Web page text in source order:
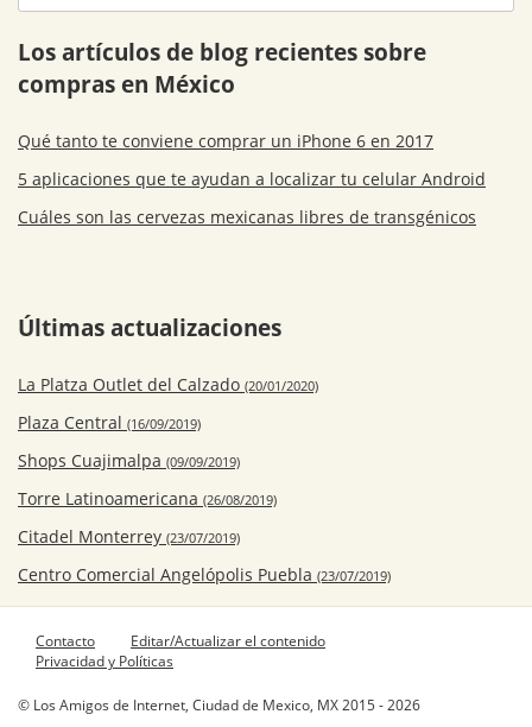
Los artículos de blog recientes sobre
compras en México
Qué tanto te conviene comprar un iPhone 6 en 2017
5 aplicaciones que te ayudan a localizar tu celular Android
Cuáles son las cervezas mexicanas libres de transgénicos
Últimas actualizaciones
La Platza Outlet del Calzado (20/01/2020)
Plaza Central (16/09/2019)
Shops Cuajimalpa (09/09/2019)
Torre Latinoamericana (26/08/2019)
Citadel Monterrey (23/07/2019)
Centro Comercial Angelópolis Puebla (23/07/2019)
Contacto
Editar/Actualizar el contenido
Privacidad y Políticas
© Los Amigos de Internet, Ciudad de Mexico, MX 2015 - 2026